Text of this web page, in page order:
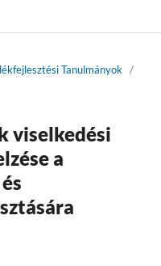
Tanulmányok /
viselkedési
a